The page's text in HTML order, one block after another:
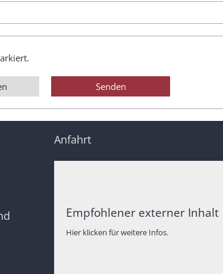
Anfahrt
Empfohlener externer Inhalt
Hier klicken für weitere Infos.